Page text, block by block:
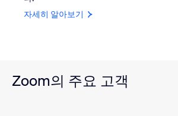
자세히 알아보기
Zoom의 주요 고객